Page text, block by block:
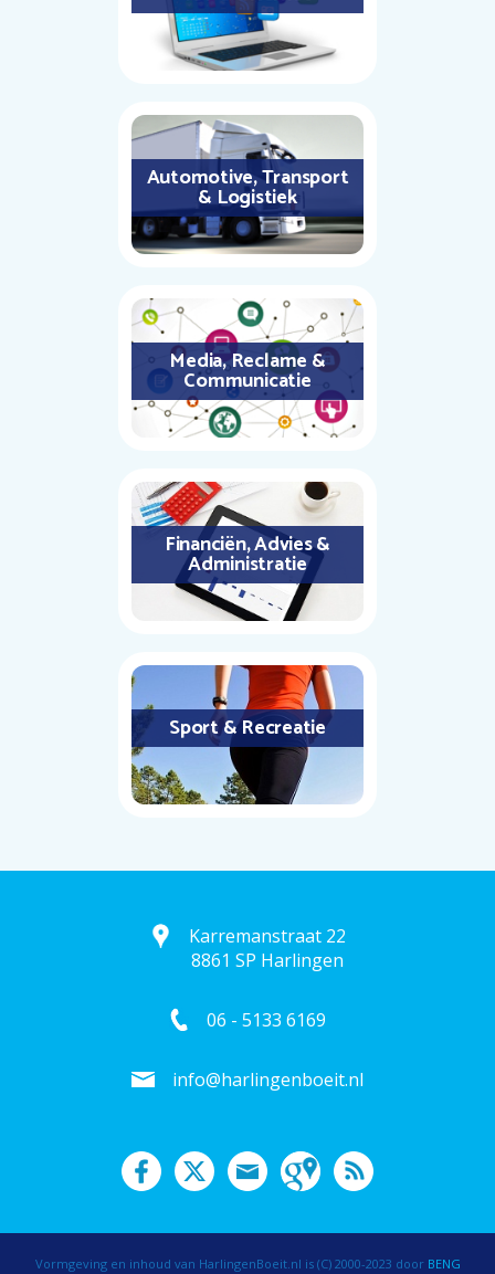
Automotive, Transport
& Logistiek
Media, Reclame &
Communicatie
Financiën, Advies &
Administratie
Sport & Recreatie
Karremanstraat 22
8861 SP Harlingen
06 - 5133 6169
info@harlingenboeit.nl
Vormgeving en inhoud van HarlingenBoeit.nl is (C) 2000-2023 door BENG